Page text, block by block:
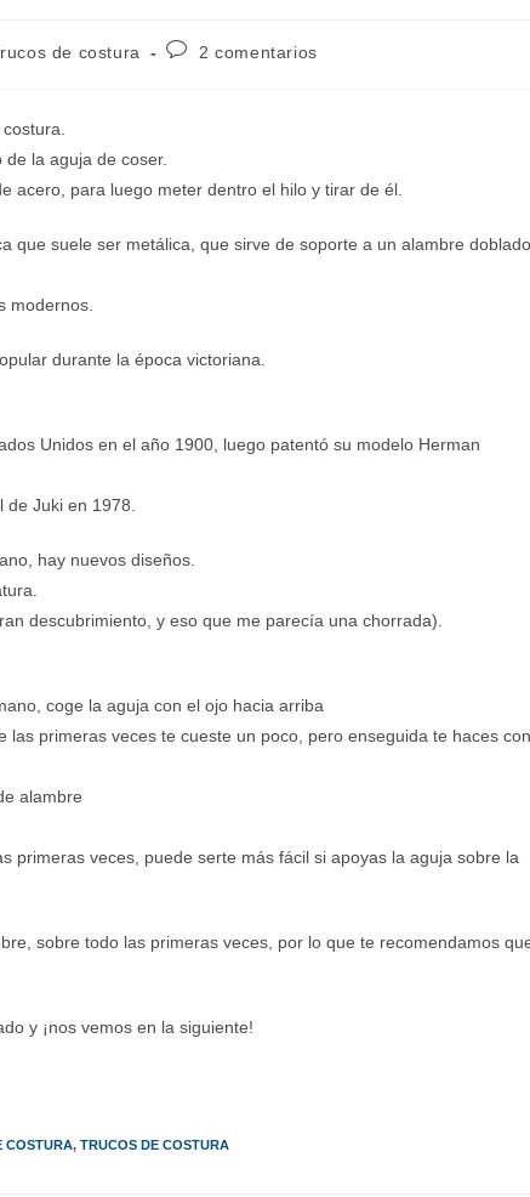
de costura
Comentarios
2 comentarios
la aguja de coser.
acero, para luego meter dentro el hilo y tirar de él.
que suele ser metálica, que sirve de soporte a un alambre doblado
modernos.
durante la época victoriana.
Unidos en el año 1900, luego patentó su modelo Herman
de Juki en 1978.
hay nuevos diseños.
descubrimiento, y eso que me parecía una chorrada).
coge la aguja con el ojo hacia arriba
primeras veces te cueste un poco, pero enseguida te haces con
alambre
primeras veces, puede serte más fácil si apoyas la aguja sobre la
sobre todo las primeras veces, por lo que te recomendamos
y ¡nos vemos en la siguiente!
COSTURA, TRUCOS DE COSTURA